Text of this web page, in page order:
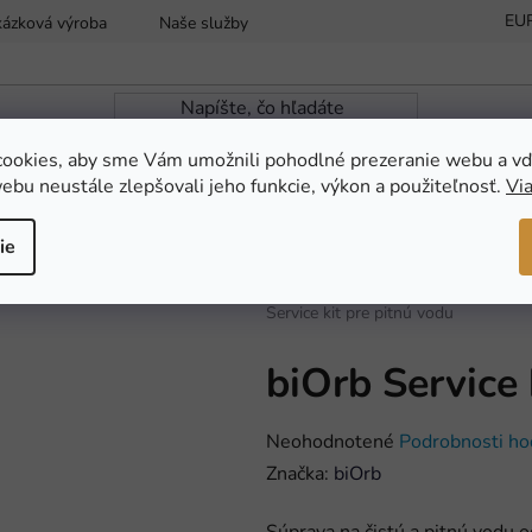
aby sme Vám umožnili pohodlné prezeranie webu a
neustále zlepšovali jeho funkcie, výkon a použiteľnosť.
výroba Naše služby Reklamácia a vrátenie tovaru
Service kit pre pitnú vodu
biOrb
Priemerné
hodnotenie
Neohodnotené Podrobnosti
Značka: biOrb